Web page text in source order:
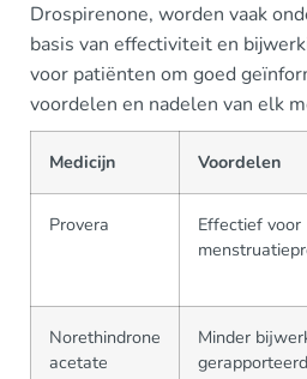
Drospirenone, worden vaak
basis van effectiviteit en
voor patiënten om goed
voordelen en nadelen van elk
Medicijn Voordelen
Provera
Effectief voor
Norethindrone
acetate
Minder
gerapporteerd